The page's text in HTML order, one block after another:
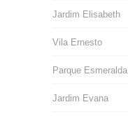
Jardim Elisabeth
Vila Ernesto
Parque Esmeralda
Jardim Evana